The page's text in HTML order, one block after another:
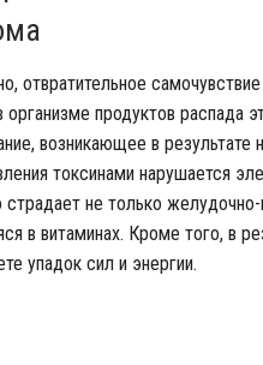
отвратительное
организме продуктов распада
возникающее в результате
токсинами нарушается
страдает не только
в витаминах. Кроме того, в
упадок сил и энергии.